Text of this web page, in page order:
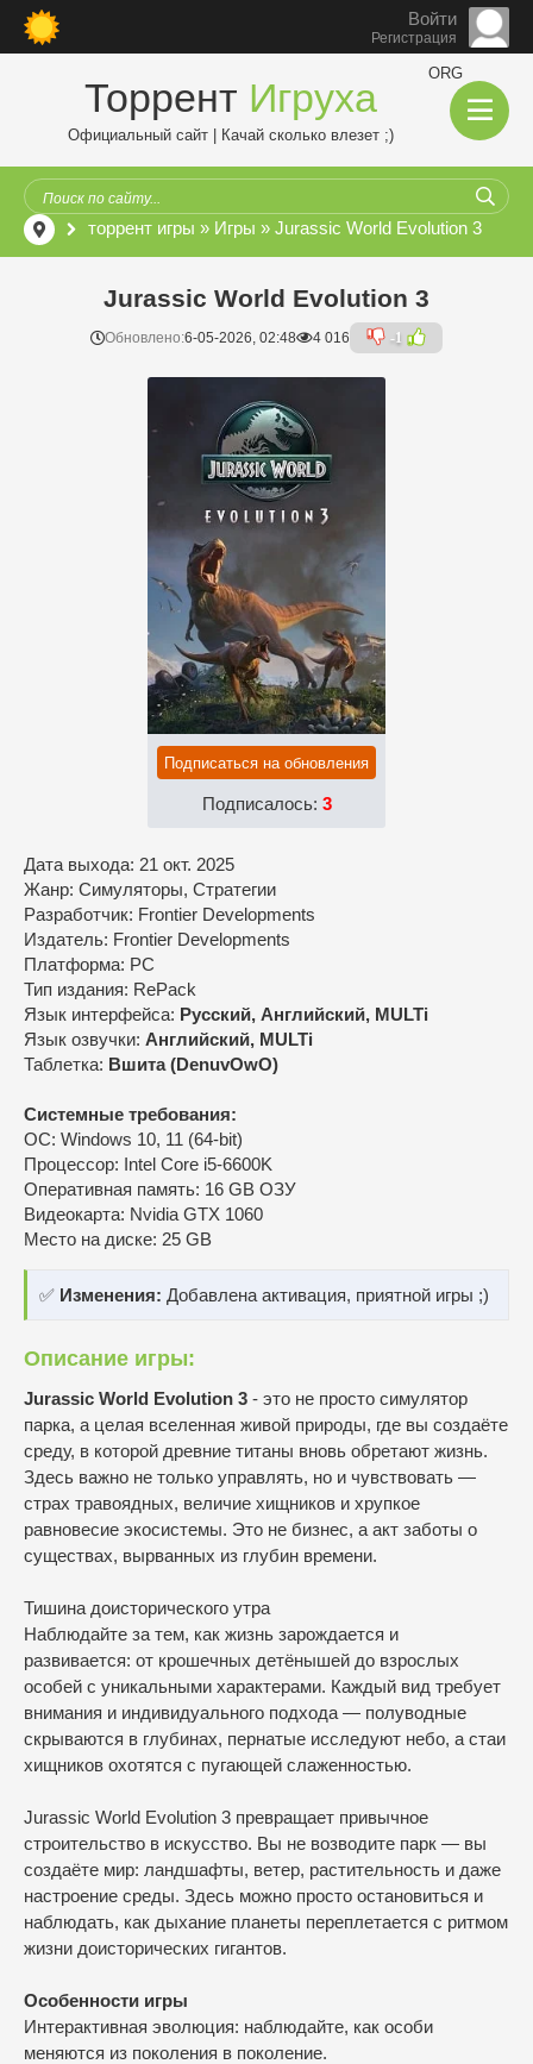
Войти
Регистрация
Торрент Игруха
ORG
Официальный сайт | Качай сколько влезет ;)
торрент игры » Игры » Jurassic World Evolution 3
Jurassic World Evolution 3
Обновлено:6-05-2026, 02:48 4 016 -1
Подписаться на обновления
Подписалось: 3
Дата выхода: 21 окт. 2025
Жанр: Симуляторы, Стратегии
Разработчик: Frontier Developments
Издатель: Frontier Developments
Платформа: PC
Тип издания: RePack
Язык интерфейса: Русский, Английский, MULTi
Язык озвучки: Английский, MULTi
Таблетка: Вшита (DenuvOwO)
Системные требования:
ОС: Windows 10, 11 (64-bit)
Процессор: Intel Core i5-6600K
Оперативная память: 16 GB ОЗУ
Видеокарта: Nvidia GTX 1060
Место на диске: 25 GB
✅ Изменения: Добавлена активация, приятной игры ;)
Описание игры:
Jurassic World Evolution 3 - это не просто симулятор
парка, а целая вселенная живой природы, где вы создаёте
среду, в которой древние титаны вновь обретают жизнь.
Здесь важно не только управлять, но и чувствовать —
страх травоядных, величие хищников и хрупкое
равновесие экосистемы. Это не бизнес, а акт заботы о
существах, вырванных из глубин времени.
Тишина доисторического утра
Наблюдайте за тем, как жизнь зарождается и
развивается: от крошечных детёнышей до взрослых
особей с уникальными характерами. Каждый вид требует
внимания и индивидуального подхода — полуводные
скрываются в глубинах, пернатые исследуют небо, а стаи
хищников охотятся с пугающей слаженностью.
Jurassic World Evolution 3 превращает привычное
строительство в искусство. Вы не возводите парк — вы
создаёте мир: ландшафты, ветер, растительность и даже
настроение среды. Здесь можно просто остановиться и
наблюдать, как дыхание планеты переплетается с ритмом
жизни доисторических гигантов.
Особенности игры
Интерактивная эволюция: наблюдайте, как особи
меняются из поколения в поколение.